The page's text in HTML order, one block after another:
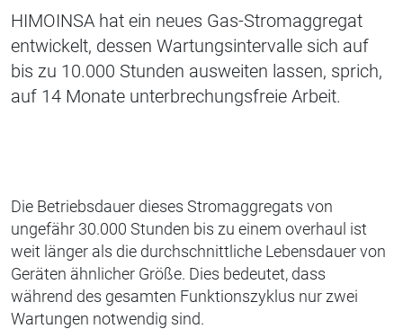
HIMOINSA hat ein neues Gas-Stromaggregat
entwickelt, dessen Wartungsintervalle sich auf
bis zu 10.000 Stunden ausweiten lassen, sprich,
auf 14 Monate unterbrechungsfreie Arbeit.
Die Betriebsdauer dieses Stromaggregats von
ungefähr 30.000 Stunden bis zu einem overhaul ist
weit länger als die durchschnittliche Lebensdauer von
Geräten ähnlicher Größe. Dies bedeutet, dass
während des gesamten Funktionszyklus nur zwei
Wartungen notwendig sind.